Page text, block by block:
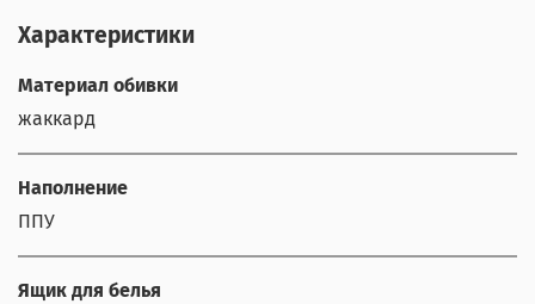
Характеристики
Материал обивки
жаккард
Наполнение
ППУ
Ящик для белья